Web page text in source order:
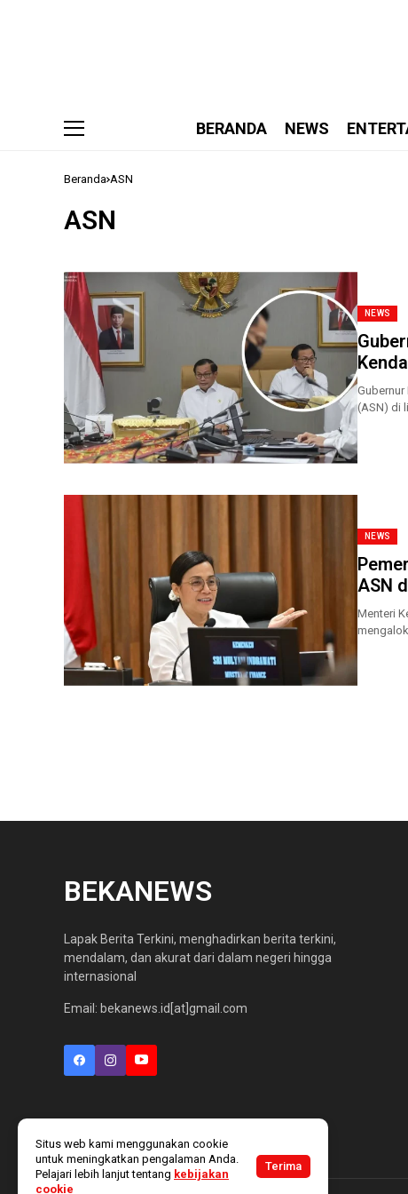
BERANDA NEWS
Beranda ASN
ASN
NEWS
(ASN) di
NEWS
ASN
Menteri
BEKANEWS
Lapak Berita Terkini, menghadirkan berita terkini,
mendalam, dan akurat dari dalam negeri hingga
internasional
Email: bekanews.id[at]gmail.com
Situs web kami menggunakan cookie
untuk meningkatkan pengalaman Anda.
Pelajari lebih lanjut tentang kebijakan
cookie
Terima